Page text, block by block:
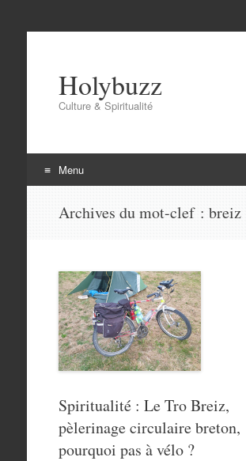
Holybuzz
Culture & Spiritualité
Menu
Archives du mot-clef : breiz
Spiritualité : Le Tro Breiz,
pèlerinage circulaire breton,
pourquoi pas à vélo ?